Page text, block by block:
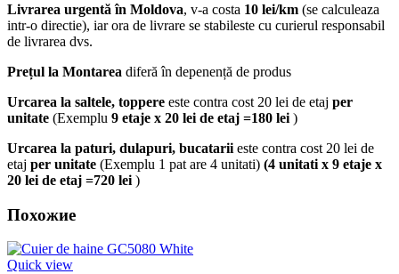
Livrarea urgentă în Moldova, v-a costa 10 lei/km (se calculeaza
intr-o directie), iar ora de livrare se stabileste cu curierul responsabil
de livrarea dvs.
Prețul la Montarea diferă în depenență de produs
Urcarea la saltele, toppere este contra cost 20 lei de etaj per
unitate (Exemplu 9 etaje x 20 lei de etaj =180 lei )
Urcarea la paturi, dulapuri, bucatarii este contra cost 20 lei de
etaj per unitate (Exemplu 1 pat are 4 unitati) (4 unitati x 9 etaje x
20 lei de etaj =720 lei )
Похожие
Quick view